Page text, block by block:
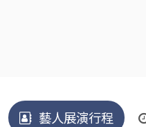
藝人展演行程